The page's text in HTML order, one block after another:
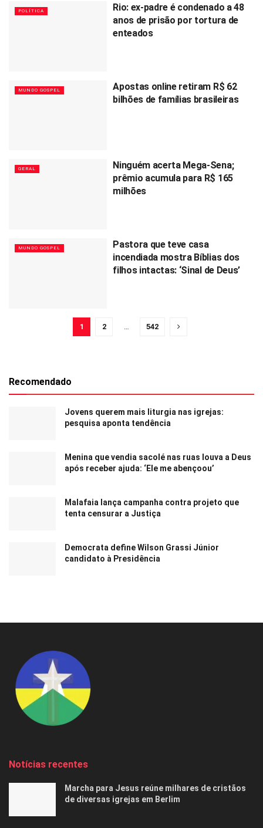
POLÍTICA
Rio: ex-padre é condenado a 48
anos de prisão por tortura de
enteados
MUNDO GOSPEL
Apostas online retiram R$ 62
bilhões de famílias brasileiras
GERAL
Ninguém acerta Mega-Sena;
prêmio acumula para R$ 165
milhões
MUNDO GOSPEL
Pastora que teve casa
incendiada mostra Bíblias dos
filhos intactas: ‘Sinal de Deus’
1 2 542
Recomendado
Jovens querem mais liturgia nas igrejas:
pesquisa aponta tendência
Menina que vendia sacolé nas ruas louva a Deus
após receber ajuda: ‘Ele me abençoou’
Malafaia lança campanha contra projeto que
tenta censurar a Justiça
Democrata define Wilson Grassi Júnior
candidato à Presidência
Notícias recentes
Marcha para Jesus reúne milhares de cristãos
de diversas igrejas em Berlim